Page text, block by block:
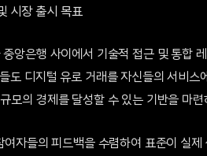
시장 출시 목표
앙은행 사이에서 기술적 접근 및 통합
도 디지털 유로 거래를 자신들의 서비스
모의 경제를 달성할 수 있는 기반을 마련
자들의 피드백을 수렴하여 표준이 실제